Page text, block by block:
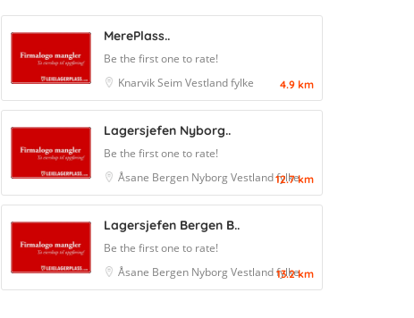
MerePlass..
Be the first one to rate!
KnarvikSeimVestland fylke 4.9 km
Lagersjefen Nyborg..
Be the first one to rate!
Åsane Bergen Nyborg Vestland fylke
12.7 km
Lagersjefen Bergen B..
Be the first one to rate!
Åsane Bergen Nyborg Vestland fylke
13.2 km